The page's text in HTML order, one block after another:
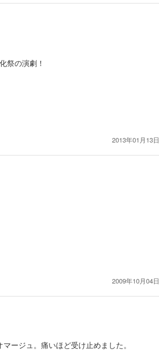
祭の演劇！
2013年01月13日
2009年10月04日
ージュ。痛いほど受け止めました。